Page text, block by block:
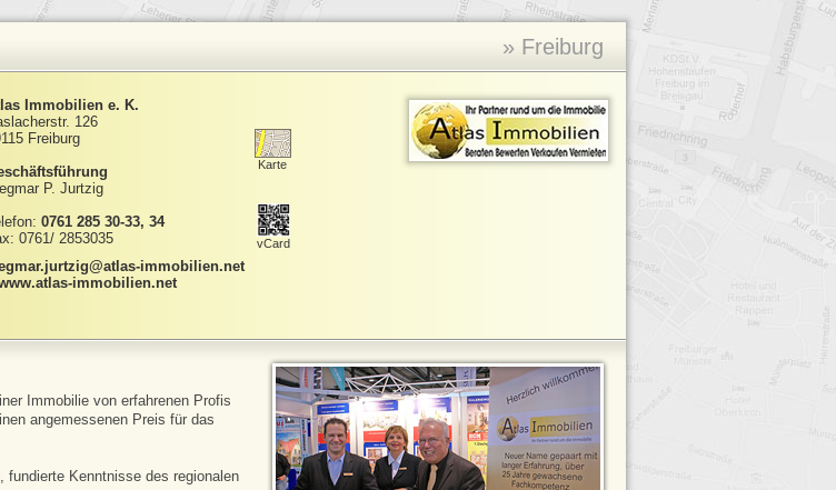
» Freiburg
Immobilien e. K.
126
Freiburg
Karte
P. Jurtzig
0761 285 30-33, 34
0761/ 2853035
immobilien.net
immobilien.net
vCard
Immobilie von erfahrenen Profis
angemessenen Preis für das
fundierte Kenntnisse des regionalen